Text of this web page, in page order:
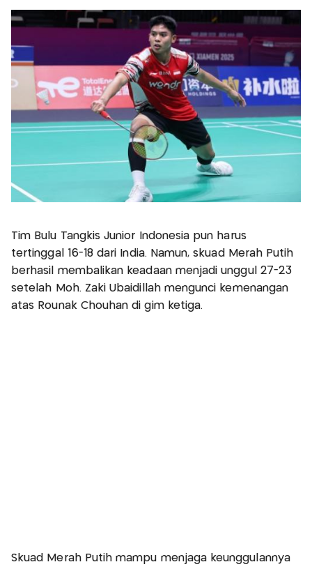
Tim Bulu Tangkis Junior Indonesia pun harus
tertinggal 16-18 dari India. Namun, skuad Merah Putih
berhasil membalikan keadaan menjadi unggul 27-23
setelah Moh. Zaki Ubaidillah mengunci kemenangan
atas Rounak Chouhan di gim ketiga.
Skuad Merah Putih mampu menjaga keunggulannya